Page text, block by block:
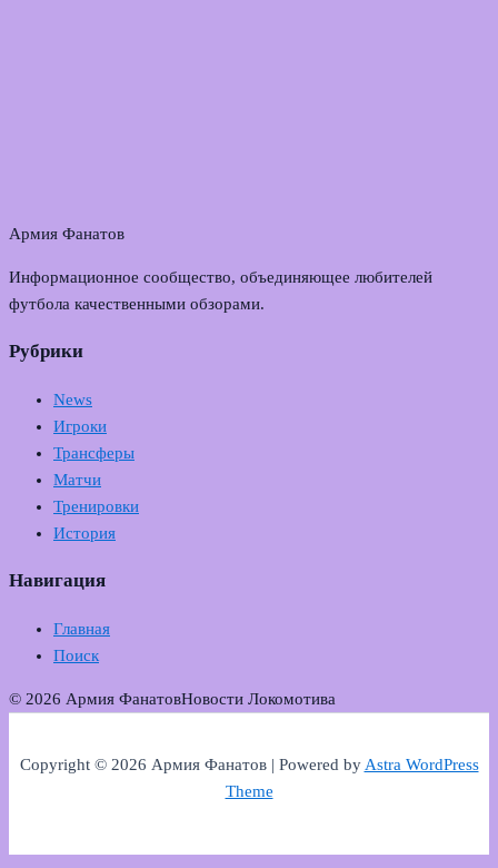
Армия Фанатов
Информационное сообщество, объединяющее любителей
футбола качественными обзорами.
Рубрики
News
Игроки
Трансферы
Матчи
Тренировки
История
Навигация
Главная
Поиск
© 2026 Армия ФанатовНовости Локомотива
Copyright © 2026 Армия Фанатов | Powered byAstra WordPress
Theme